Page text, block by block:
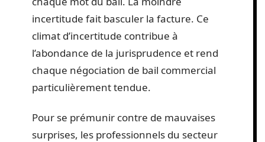
incertitude fait basculer la facture. Ce
climat d’incertitude contribue à
l’abondance de la jurisprudence et rend
chaque négociation de bail commercial
particulièrement tendue.
Pour se prémunir contre de mauvaises
surprises, les professionnels du secteur